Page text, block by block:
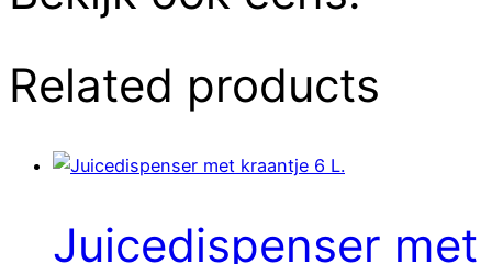
Related products
Juicedispenser met